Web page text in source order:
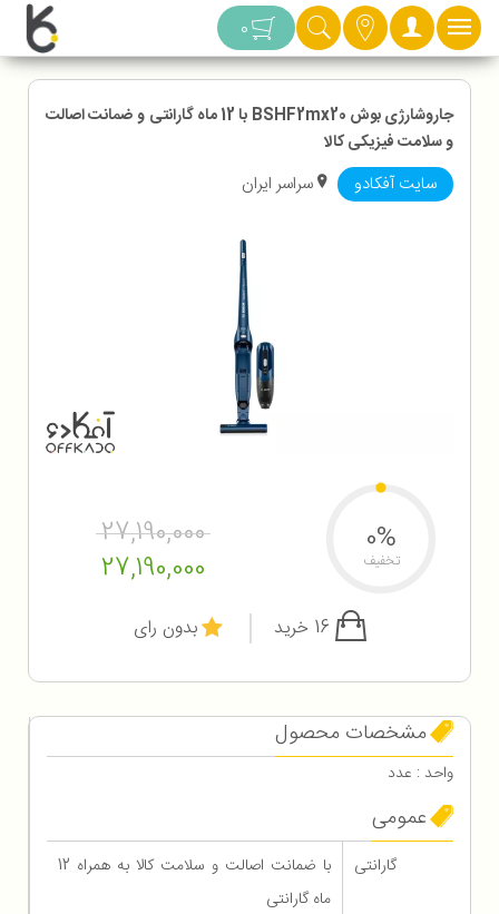
دسته بندی 0
جاروشارژی بوش BSHF2mx20 با 12 ماه گارانتی و ضمانت اصالت
و سلامت فیزیکی کالا
سایت آفکادو سراسر ایران
27,190,000
27,190,000
0%
تخفیف
بدون رای
مشخصات محصول
واحد : عدد
عمومی
گارانتی
با ضمانت اصالت و سلامت کالا به همراه 12
ماه گارانتی